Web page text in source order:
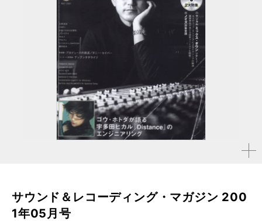
拡大す
サウンド＆レコーディング・マガジン 200
1年05月号